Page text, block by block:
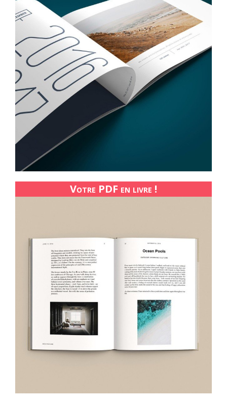
Votre PDF en livre !